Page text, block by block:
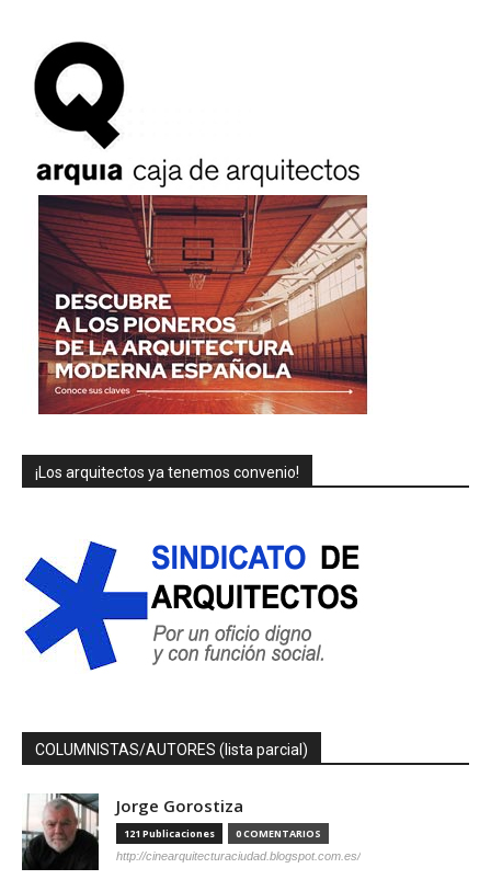
¡Los arquitectos ya tenemos convenio!
COLUMNISTAS/AUTORES (lista parcial)
Jorge Gorostiza
121 Publicaciones 0 COMENTARIOS
http://cinearquitecturaciudad.blogspot.com.es/